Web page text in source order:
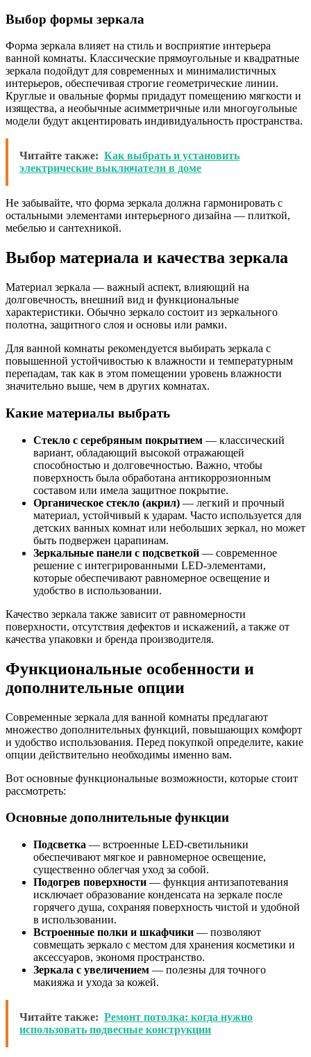
Выбор формы зеркала
Форма зеркала влияет на стиль и восприятие интерьера
ванной комнаты. Классические прямоугольные и квадратные
зеркала подойдут для современных и минималистичных
интерьеров, обеспечивая строгие геометрические линии.
Круглые и овальные формы придадут помещению мягкости и
изящества, а необычные асимметричные или многоугольные
модели будут акцентировать индивидуальность пространства.
Читайте также: Как выбрать и установить
электрические выключатели в доме
Не забывайте, что форма зеркала должна гармонировать с
остальными элементами интерьерного дизайна — плиткой,
мебелью и сантехникой.
Выбор материала и качества зеркала
Материал зеркала — важный аспект, влияющий на
долговечность, внешний вид и функциональные
характеристики. Обычно зеркало состоит из зеркального
полотна, защитного слоя и основы или рамки.
Для ванной комнаты рекомендуется выбирать зеркала с
повышенной устойчивостью к влажности и температурным
перепадам, так как в этом помещении уровень влажности
значительно выше, чем в других комнатах.
Какие материалы выбрать
Стекло с серебряным покрытием — классический
вариант, обладающий высокой отражающей
способностью и долговечностью. Важно, чтобы
поверхность была обработана антикоррозионным
составом или имела защитное покрытие.
Органическое стекло (акрил) — легкий и прочный
материал, устойчивый к ударам. Часто используется для
детских ванных комнат или небольших зеркал, но может
быть подвержен царапинам.
Зеркальные панели с подсветкой — современное
решение с интегрированными LED-элементами,
которые обеспечивают равномерное освещение и
удобство в использовании.
Качество зеркала также зависит от равномерности
поверхности, отсутствия дефектов и искажений, а также от
качества упаковки и бренда производителя.
Функциональные особенности и
дополнительные опции
Современные зеркала для ванной комнаты предлагают
множество дополнительных функций, повышающих комфорт
и удобство использования. Перед покупкой определите, какие
опции действительно необходимы именно вам.
Вот основные функциональные возможности, которые стоит
рассмотреть:
Основные дополнительные функции
Подсветка — встроенные LED-светильники
обеспечивают мягкое и равномерное освещение,
существенно облегчая уход за собой.
Подогрев поверхности — функция антизапотевания
исключает образование конденсата на зеркале после
горячего душа, сохраняя поверхность чистой и удобной
в использовании.
Встроенные полки и шкафчики — позволяют
совмещать зеркало с местом для хранения косметики и
аксессуаров, экономя пространство.
Зеркала с увеличением — полезны для точного
макияжа и ухода за кожей.
Читайте также: Ремонт потолка: когда нужно
использовать подвесные конструкции